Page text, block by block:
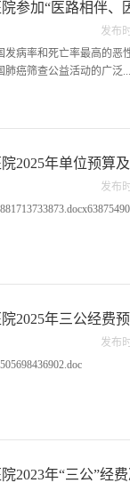
15153.6 无菌手术切口
院患者手术占比（%）
（分钟）004.3 术前待
2.02.04.4 病床使用率（
住院患者单病种平均费
费用序号疾病名称 （
参加“医路相伴、
列活动
发布
05
发病率和死亡率最高的恶
肺癌筛查公益活动的广泛
医保健研究会发起，安徽
大型公益义诊检查活动如
，在活动现场处置医疗情
高了基层群众的健康素养
，为提升全民健康水平贡
2025年单位预算
发布
14
2025年三公经费
发布
2023年“三公”经